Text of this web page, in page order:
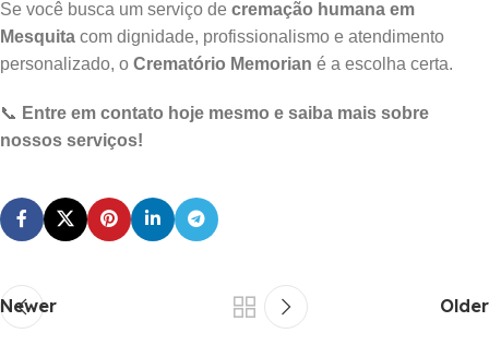
Se você busca um serviço de cremação humana em
Mesquita com dignidade, profissionalismo e atendimento
personalizado, o Crematório Memorian é a escolha certa.
📞 Entre em contato hoje mesmo e saiba mais sobre
nossos serviços!
Newer Older